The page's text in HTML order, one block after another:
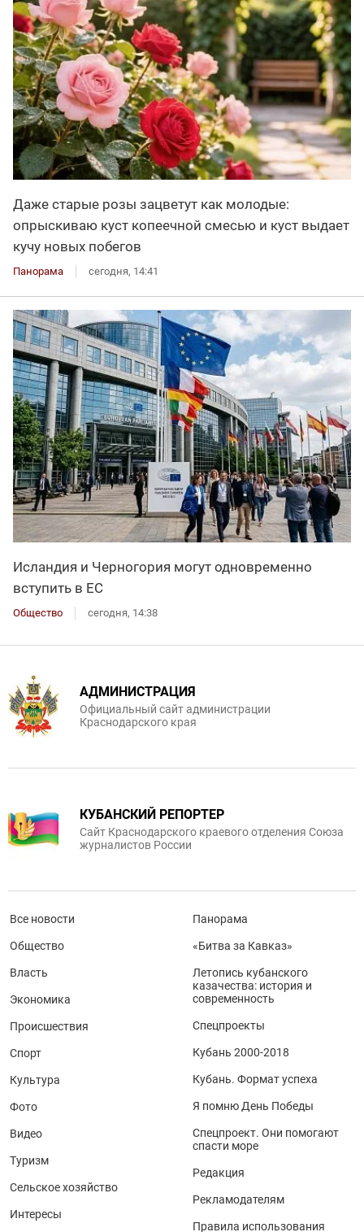
Даже старые розы зацветут как молодые:
опрыскиваю куст копеечной смесью и куст выдает
кучу новых побегов
Панорама сегодня, 14:41
Исландия и Черногория могут одновременно
вступить в ЕС
Общество сегодня, 14:38
АДМИНИСТРАЦИЯ
Официальный сайт администрации
Краснодарского края
КУБАНСКИЙ РЕПОРТЕР
Сайт Краснодарского краевого отделения Союза
журналистов России
Все новости
Общество
Власть
Экономика
Происшествия
Спорт
Культура
Фото
Видео
Туризм
Сельское хозяйство
Интересы
Панорама
«Битва за Кавказ»
Летопись кубанского
казачества: история и
современность
Спецпроекты
Кубань 2000-2018
Кубань. Формат успеха
Я помню День Победы
Спецпроект. Они помогают
спасти море
Редакция
Рекламодателям
Правила использования